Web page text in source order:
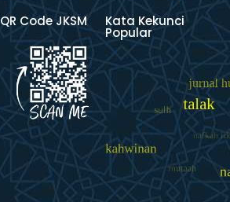
QR Code JKSM Kata Kekunci
Popular